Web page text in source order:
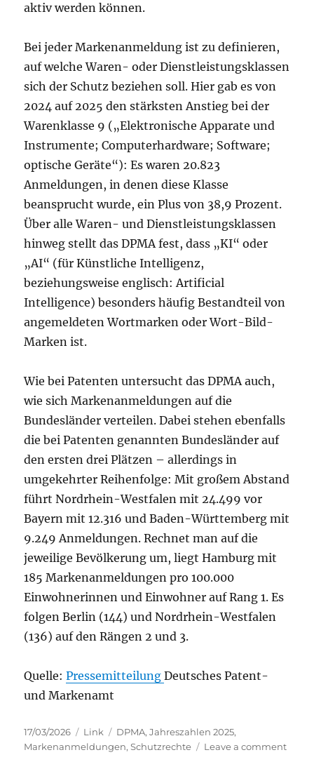
aktiv werden können.
Bei jeder Markenanmeldung ist zu definieren,
auf welche Waren- oder Dienstleistungsklassen
sich der Schutz beziehen soll. Hier gab es von
2024 auf 2025 den stärksten Anstieg bei der
Warenklasse 9 („Elektronische Apparate und
Instrumente; Computerhardware; Software;
optische Geräte“): Es waren 20.823
Anmeldungen, in denen diese Klasse
beansprucht wurde, ein Plus von 38,9 Prozent.
Über alle Waren- und Dienstleistungsklassen
hinweg stellt das DPMA fest, dass „KI“ oder
„AI“ (für Künstliche Intelligenz,
beziehungsweise englisch: Artificial
Intelligence) besonders häufig Bestandteil von
angemeldeten Wortmarken oder Wort-Bild-
Marken ist.
Wie bei Patenten untersucht das DPMA auch,
wie sich Markenanmeldungen auf die
Bundesländer verteilen. Dabei stehen ebenfalls
die bei Patenten genannten Bundesländer auf
den ersten drei Plätzen – allerdings in
umgekehrter Reihenfolge: Mit großem Abstand
führt Nordrhein-Westfalen mit 24.499 vor
Bayern mit 12.316 und Baden-Württemberg mit
9.249 Anmeldungen. Rechnet man auf die
jeweilige Bevölkerung um, liegt Hamburg mit
185 Markenanmeldungen pro 100.000
Einwohnerinnen und Einwohner auf Rang 1. Es
folgen Berlin (144) und Nordrhein-Westfalen
(136) auf den Rängen 2 und 3.
Quelle:PressemitteilungDeutsches Patent-
und Markenamt
Posted
on
17/03/2026 Categories
Link Tags
DPMA,Jahreszahlen 2025,
Markenanmeldungen,Schutzrechte Leave a commenton